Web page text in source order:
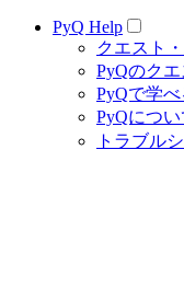
PyQ Help
クエスト
PyQのクエ
PyQで学
PyQにつ
トラブル